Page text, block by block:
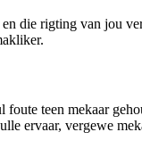
die rigting van jou
teen mekaar
ervaar, vergewe